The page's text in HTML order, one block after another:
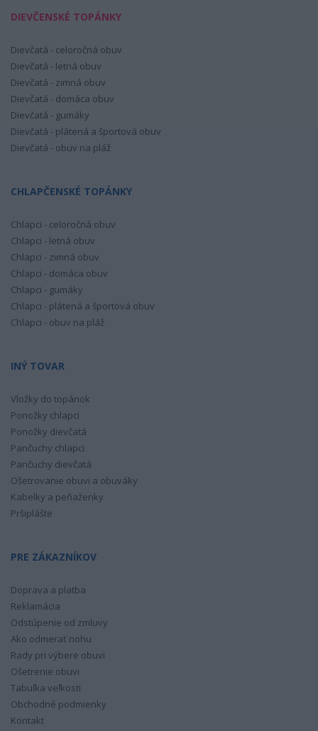
DIEVČENSKÉ TOPÁNKY
Dievčatá - celoročná obuv
Dievčatá - letná obuv
Dievčatá - zimná obuv
Dievčatá - domáca obuv
Dievčatá - gumáky
Dievčatá - plátená a športová obuv
Dievčatá - obuv na pláž
CHLAPČENSKÉ TOPÁNKY
Chlapci - celoročná obuv
Chlapci - letná obuv
Chlapci - zimná obuv
Chlapci - domáca obuv
Chlapci - gumáky
Chlapci - plátená a športová obuv
Chlapci - obuv na pláž
INÝ TOVAR
Vložky do topánok
Ponožky chlapci
Ponožky dievčatá
Pančuchy chlapci
Pančuchy dievčatá
Ošetrovanie obuvi a obuváky
Kabelky a peňaženky
Pršiplášte
PRE ZÁKAZNÍKOV
Doprava a platba
Reklamácia
Odstúpenie od zmluvy
Ako odmerať nohu
Rady pri výbere obuvi
Ošetrenie obuvi
Tabuľka veľkosti
Obchodné podmienky
Kontakt